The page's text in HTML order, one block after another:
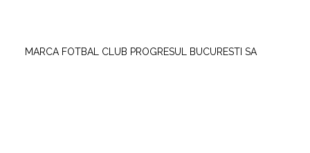
MARCA FOTBAL CLUB PROGRESUL BUCURESTI SA